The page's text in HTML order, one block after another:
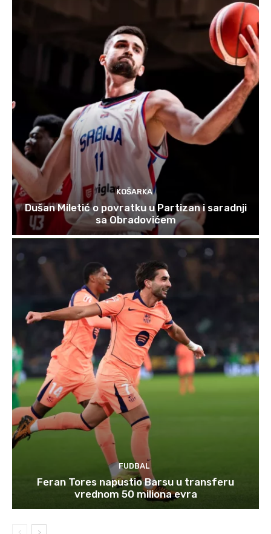
KOŠARKA
Dušan Miletić o povratku u Partizan i saradnji
sa Obradovićem
FUDBAL
Feran Tores napustio Barsu u transferu
vrednom 50 miliona evra